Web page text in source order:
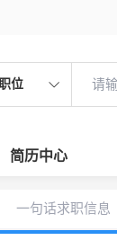
位
简历中心
一句话求职信息